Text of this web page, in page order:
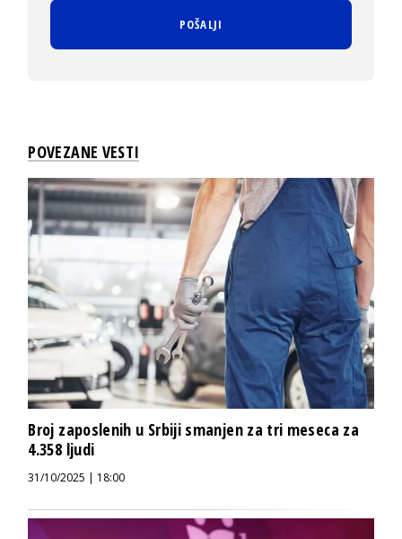
POVEZANE VESTI
Broj zaposlenih u Srbiji smanjen za tri meseca za
4.358 ljudi
31/10/2025 | 18:00